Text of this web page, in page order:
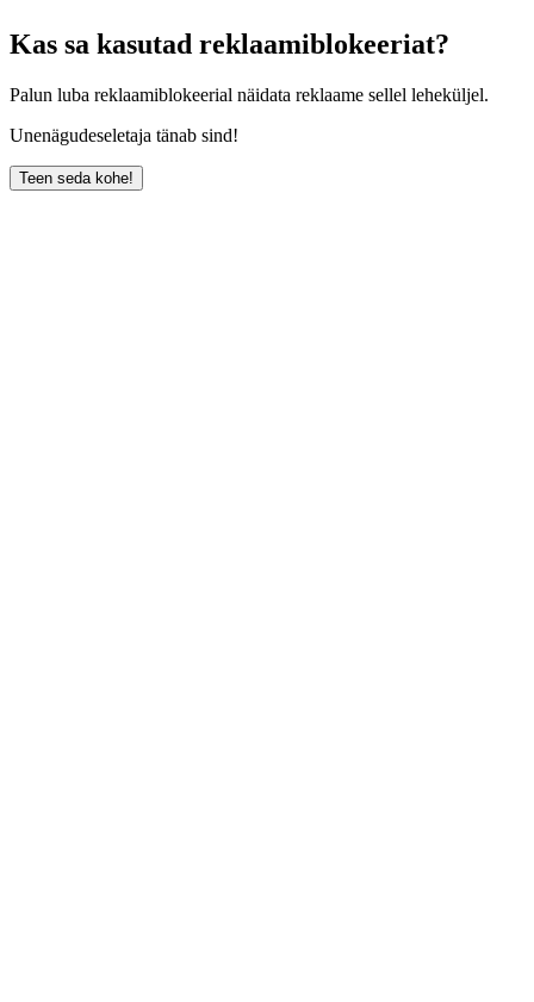
Kas sa kasutad reklaamiblokeeriat?
Palun luba reklaamiblokeerial näidata reklaame sellel leheküljel.
Unenägudeseletaja tänab sind!
Teen seda kohe!